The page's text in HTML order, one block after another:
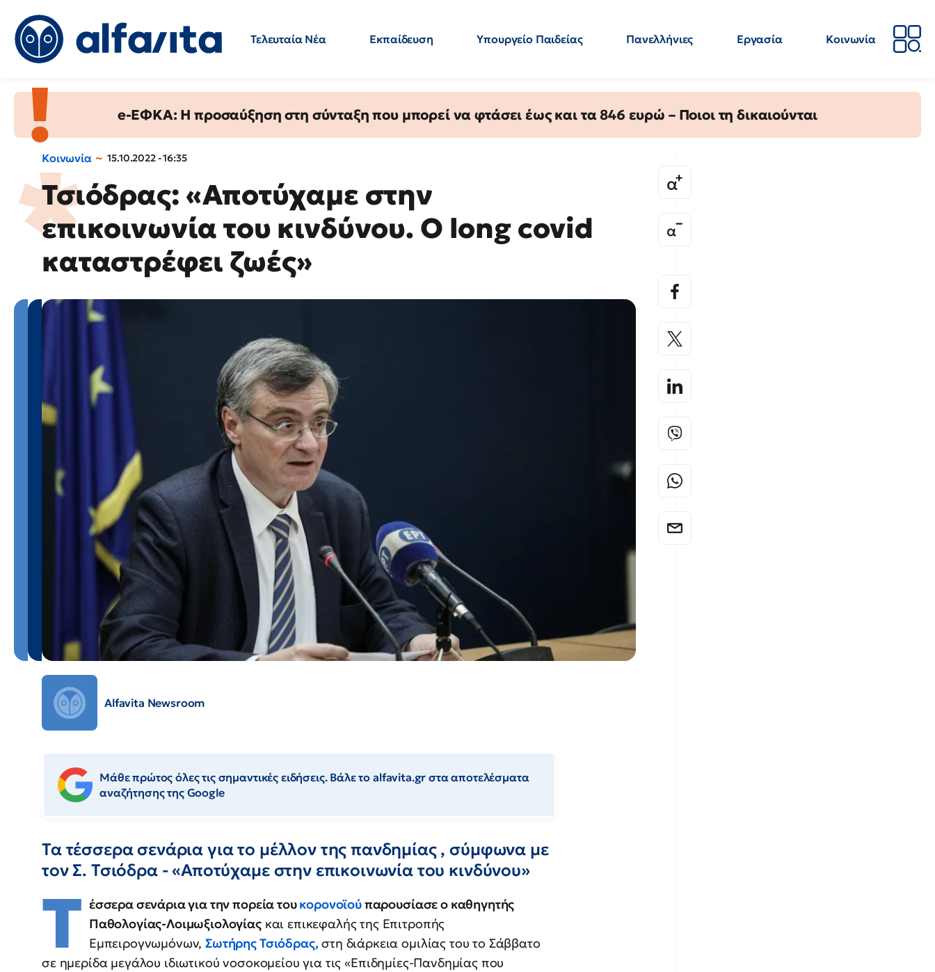
Τελευταία Νέα Εκπαίδευση Υπουργείο Παιδείας Πανελλήνιες Εργασία
Κοινωνία
e-ΕΦΚΑ: Η προσαύξηση στη σύνταξη που μπορεί να φτάσει έως και τα 846 ευρώ – Ποιοι τη δικαιούνται
Κοινωνία 15.10.2022 - 16:35
Τσιόδρας: «Αποτύχαμε στην
επικοινωνία του κινδύνου. Ο long covid
καταστρέφει ζωές»
Alfavita Newsroom
Μάθε πρώτος όλες τις σημαντικές ειδήσεις. Βάλε το alfavita.gr στα αποτελέσματα
αναζήτησης της Google
Τα τέσσερα σενάρια για το μέλλον της πανδημίας , σύμφωνα με
τον Σ. Τσιόδρα - «Αποτύχαμε στην επικοινωνία του κινδύνου»
Τ έσσερα σενάρια για την πορεία τουκορoνοϊούπαρουσίασε ο καθηγητής
Παθολογίας-Λοιμωξιολογίαςκαι επικεφαλής της Επιτροπής
Εμπειρογνωμόνων,Σωτήρης Τσιόδρας, στη διάρκεια ομιλίας του το Σάββατο
σε ημερίδα μεγάλου ιδιωτικού νοσοκομείου για τις «Επιδημίες-Πανδημίας που